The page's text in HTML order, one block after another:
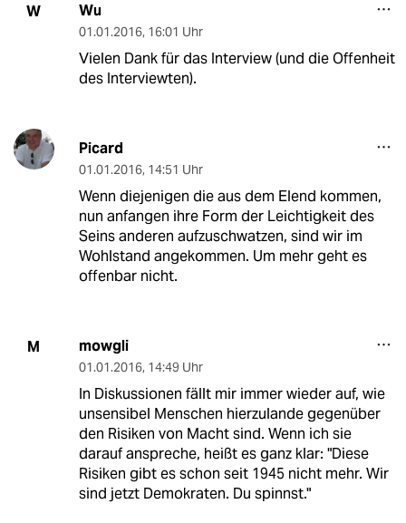
W Wu
01.01.2016, 16:01 Uhr
Vielen Dank für das Interview (und die Offenheit
des Interviewten).
Picard
01.01.2016, 14:51 Uhr
Wenn diejenigen die aus dem Elend kommen,
nun anfangen ihre Form der Leichtigkeit des
Seins anderen aufzuschwatzen, sind wir im
Wohlstand angekommen. Um mehr geht es
offenbar nicht.
M mowgli
01.01.2016, 14:49 Uhr
In Diskussionen fällt mir immer wieder auf, wie
unsensibel Menschen hierzulande gegenüber
den Risiken von Macht sind. Wenn ich sie
darauf anspreche, heißt es ganz klar: "Diese
Risiken gibt es schon seit 1945 nicht mehr. Wir
sind jetzt Demokraten. Du spinnst."